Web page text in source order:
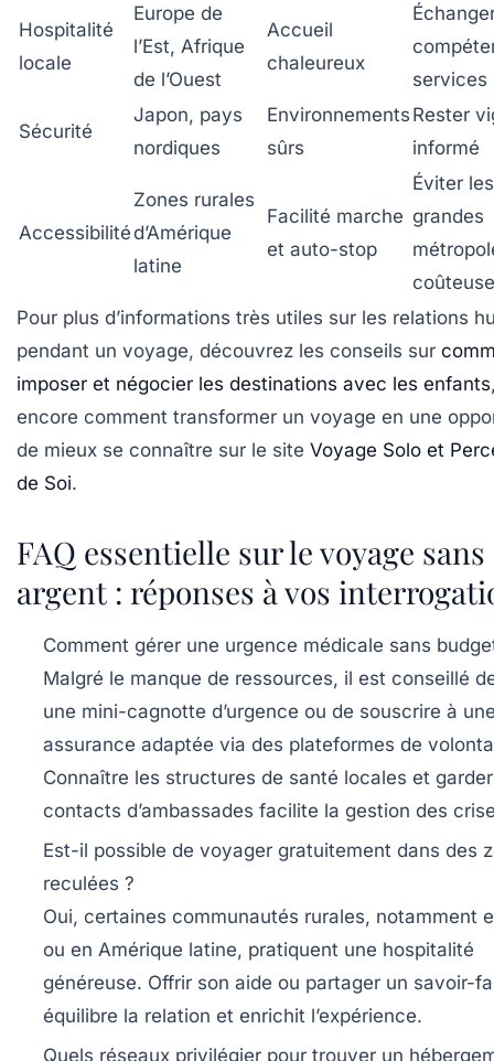
Hospitalité
locale
Europe de
l’Est, Afrique
de l’Ouest
Accueil
chaleureux
services
Sécurité
Japon, pays
nordiques
Environnements
sûrs
Rester
informé
Accessibilité
Zones rurales
d’Amérique
latine
Facilité marche
et auto-stop
Éviter les
grandes
Pour plus d’informations très utiles sur les relations
pendant un voyage, découvrez les conseils sur
imposer et négocier les destinations avec les enfants
encore comment transformer un voyage en une
de mieux se connaître sur le site Voyage Solo et
de Soi.
FAQ essentielle sur le voyage sans
argent : réponses à vos
Comment gérer une urgence médicale sans
Malgré le manque de ressources, il est conseillé
une mini-cagnotte d’urgence ou de souscrire à
assurance adaptée via des plateformes de
Connaître les structures de santé locales et
contacts d’ambassades facilite la gestion des
Est-il possible de voyager gratuitement dans des
reculées ?
Oui, certaines communautés rurales, notamment
ou en Amérique latine, pratiquent une hospitalité
généreuse. Offrir son aide ou partager un savoir-
équilibre la relation et enrichit l’expérience.
Quels réseaux privilégier pour trouver un